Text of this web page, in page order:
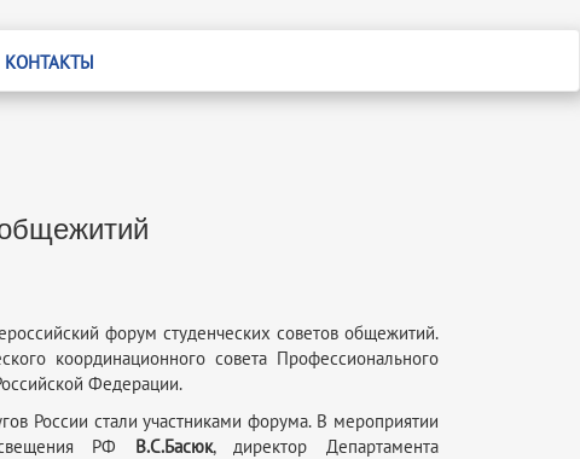
КОНТАКТЫ
форум студенческих советов общежитий.
координационного совета Профессионального
Федерации.
России стали участниками форума. В мероприятии
РФ В.С.Басюк, директор Департамента